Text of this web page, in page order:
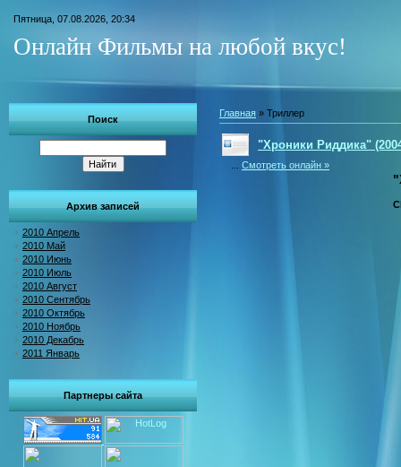
Пятница, 07.08.2026, 20:34
Онлайн Фильмы на любой вкус!
Поиск
Архив записей
2010 Апрель
2010 Май
2010 Июнь
2010 Июль
2010 Август
2010 Сентябрь
2010 Октябрь
2010 Ноябрь
2010 Декабрь
2011 Январь
Партнеры сайта
Главная » Триллер
"Хроники Риддика"
Смотреть онлайн »